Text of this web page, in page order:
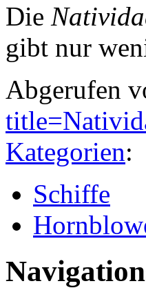
Die
gibt nur
Abgerufen
Kategorien:
Schiffe